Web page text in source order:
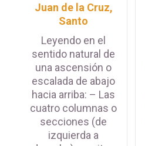
Juan de la Cruz,
Santo
Leyendo en el
sentido natural de
una ascensión o
escalada de abajo
hacia arriba: – Las
cuatro columnas o
secciones (de
izquierda a